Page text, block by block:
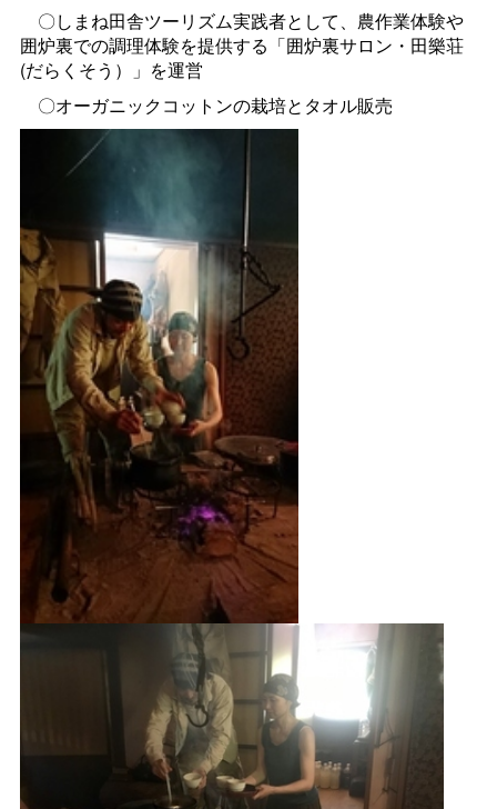
〇しまね田舎ツーリズム実践者として、農作業体験や
囲炉裏での調理体験を提供する「囲炉裏サロン・田樂荘
(だらくそう）」を運営
〇オーガニックコットンの栽培とタオル販売